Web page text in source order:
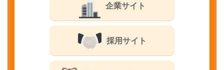
企業サイト
採用サイト